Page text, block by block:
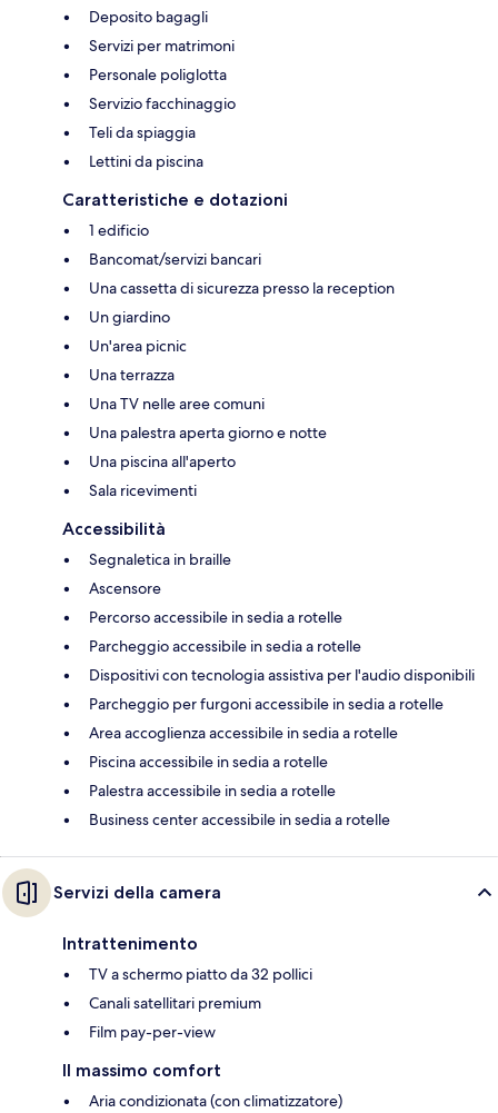
Deposito bagagli
Servizi per matrimoni
Personale poliglotta
Servizio facchinaggio
Teli da spiaggia
Lettini da piscina
Caratteristiche e dotazioni
1 edificio
Bancomat/servizi bancari
Una cassetta di sicurezza presso la reception
Un giardino
Un'area picnic
Una terrazza
Una TV nelle aree comuni
Una palestra aperta giorno e notte
Una piscina all'aperto
Sala ricevimenti
Accessibilità
Segnaletica in braille
Ascensore
Percorso accessibile in sedia a rotelle
Parcheggio accessibile in sedia a rotelle
Dispositivi con tecnologia assistiva per l'audio disponibili
Parcheggio per furgoni accessibile in sedia a rotelle
Area accoglienza accessibile in sedia a rotelle
Piscina accessibile in sedia a rotelle
Palestra accessibile in sedia a rotelle
Business center accessibile in sedia a rotelle
Servizi della camera
Intrattenimento
TV a schermo piatto da 32 pollici
Canali satellitari premium
Film pay-per-view
Il massimo comfort
Aria condizionata (con climatizzatore)